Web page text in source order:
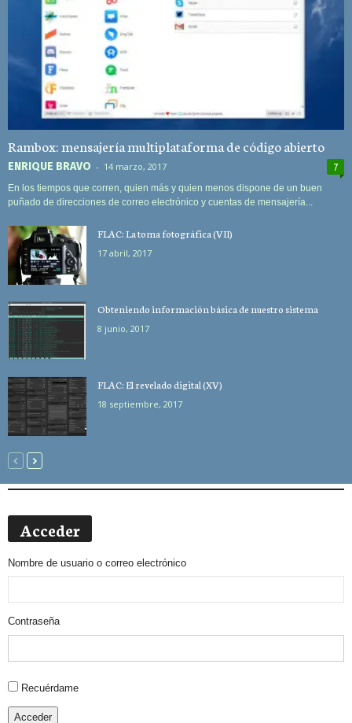
Rambox: mensajería multiplataforma de código abierto
ENRIQUE BRAVO - 14 marzo, 2017 7
En los tiempos que corren, quien más y quien menos dispone de un buen
puñado de direcciones de correo electrónico y cuentas de mensajería...
FLAC: La toma fotográfica (VII)
17 abril, 2017
Obteniendo información básica de nuestro sistema
8 junio, 2017
FLAC: El revelado digital (XV)
18 septiembre, 2017
Acceder
Nombre de usuario o correo electrónico
Contraseña
Alternative:
Recuérdame
Acceder